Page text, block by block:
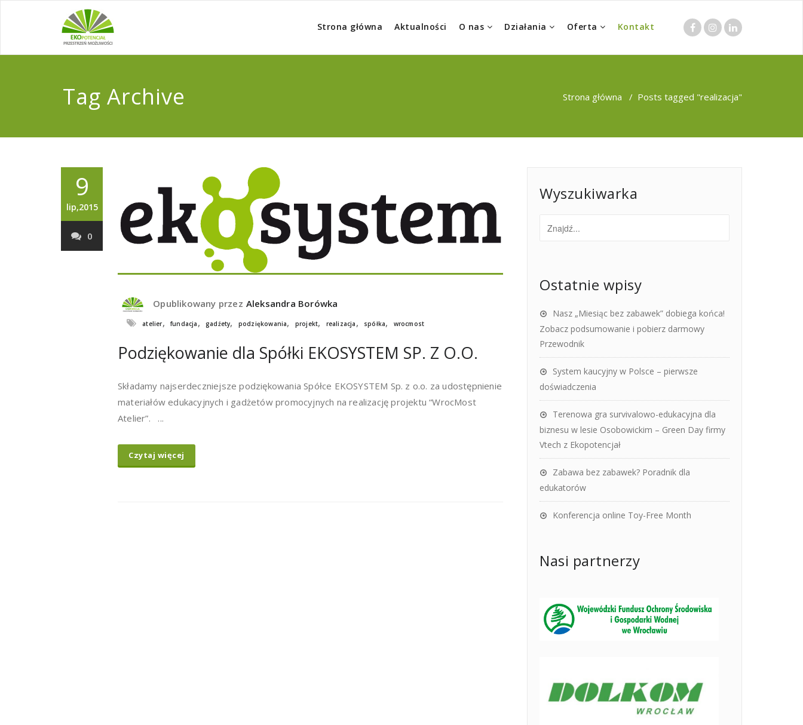
Strona główna Aktualności O nas Działania Oferta Kontakt
Tag Archive Strona główna / Posts tagged "realizacja"
9
lip,2015
0
Opublikowany przez Aleksandra Borówka
atelier, fundacja , gadźety, podziękowania, projekt, realizacja , spółka, wrocmost
Podziękowanie dla Spółki EKOSYSTEM SP. Z O.O.
Składamy najserdeczniejsze podziękowania Spółce EKOSYSTEM Sp. z o.o. za udostępnienie
materiałów edukacyjnych i gadżetów promocyjnych na realizację projektu “WrocMost
Atelier”. ...
Czytaj więcej
Wyszukiwarka
Ostatnie wpisy
Nasz „Miesiąc bez zabawek” dobiega końca!
Zobacz podsumowanie i pobierz darmowy
Przewodnik
System kaucyjny w Polsce – pierwsze
doświadczenia
Terenowa gra survivalowo-edukacyjna dla
biznesu w lesie Osobowickim – Green Day firmy
Vtech z Ekopotencjał
Zabawa bez zabawek? Poradnik dla
edukatorów
Konferencja online Toy-Free Month
Nasi partnerzy